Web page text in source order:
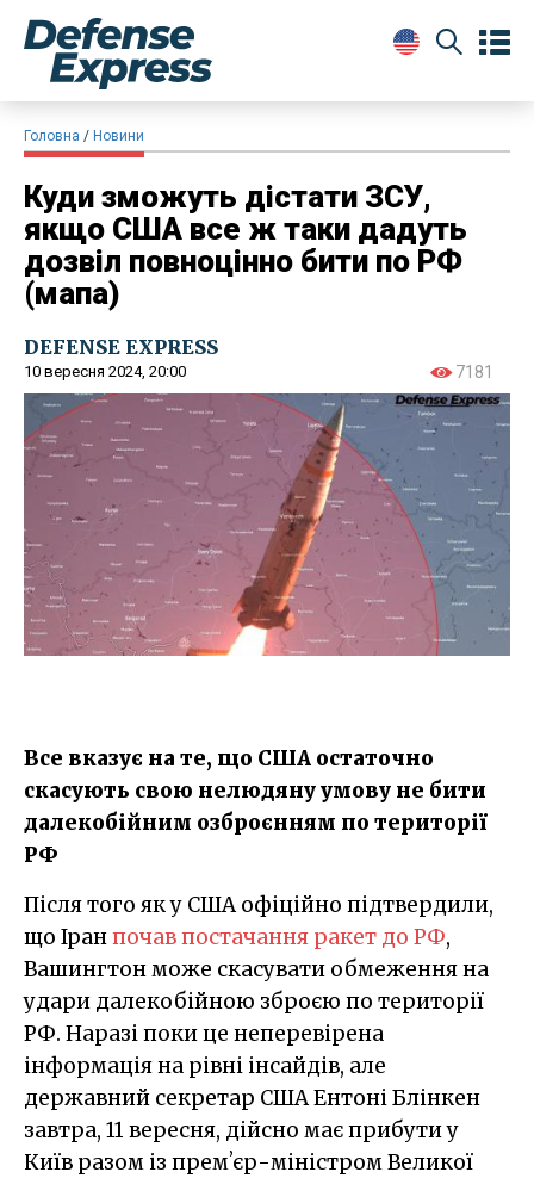
Головна Новини
Куди зможуть дістати ЗСУ,
якщо США все ж таки дадуть
дозвіл повноцінно бити по РФ
(мапа)
DEFENSE EXPRESS
10 вересня 2024, 20:00 7181
Все вказує на те, що США остаточно
скасують свою нелюдяну умову не бити
далекобійним озброєнням по території
РФ
Після того як у США офіційно підтвердили,
що Іранпочав постачання ракет до РФ,
Вашингтон може скасувати обмеження на
удари далекобійною зброєю по території
РФ. Наразі поки це неперевірена
інформація на рівні інсайдів, але
державний секретар США Ентоні Блінкен
завтра, 11 вересня, дійсно має прибути у
Київ разом із премʼєр-міністром Великої